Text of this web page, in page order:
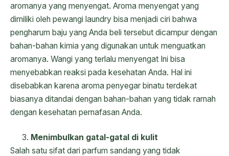
aromanya yang menyengat. Aroma menyengat yang
dimiliki oleh pewangi laundry bisa menjadi ciri bahwa
pengharum baju yang Anda beli tersebut dicampur dengan
bahan-bahan kimia yang digunakan untuk menguatkan
aromanya. Wangi yang terlalu menyengat Ini bisa
menyebabkan reaksi pada kesehatan Anda. Hal ini
disebabkan karena aroma penyegar binatu terdekat
biasanya ditandai dengan bahan-bahan yang tidak ramah
dengan kesehatan pernafasan Anda.
Menimbulkan gatal-gatal di kulit
Salah satu sifat dari parfum sandang yang tidak